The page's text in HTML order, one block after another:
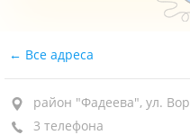
Все адреса
район "Фадеева", ул.
3 телефона